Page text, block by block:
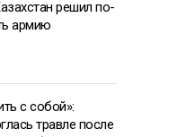
решил по-
армию
с собой»:
травле после